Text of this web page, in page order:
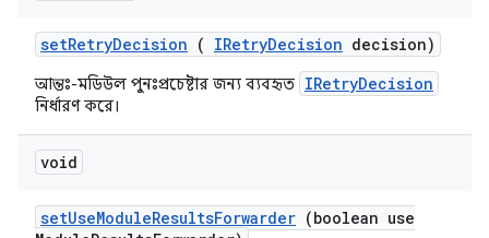
setRetryDecision ( IRetryDecision decision)
আন্তঃ-মডিউল পুনঃপ্রচেষ্টার জন্য ব্যবহৃত IRetryDecision
নির্ধারণ করে।
void
setUseModuleResultsForwarder (boolean use